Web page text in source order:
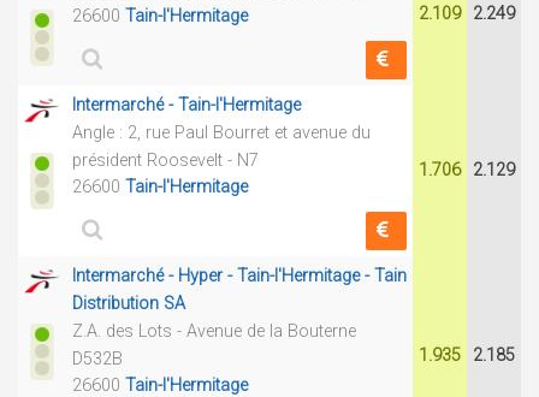
26600 Tain-l'Hermitage 2.109 2.249
Intermarché - Tain-l'Hermitage
Angle : 2, rue Paul Bourret et avenue du
président Roosevelt - N7
26600 Tain-l'Hermitage
1.706 2.129
Intermarché - Hyper - Tain-l'Hermitage - Tain
Distribution SA
Z.A. des Lots - Avenue de la Bouterne
D532B
26600 Tain-l'Hermitage
1.935 2.185